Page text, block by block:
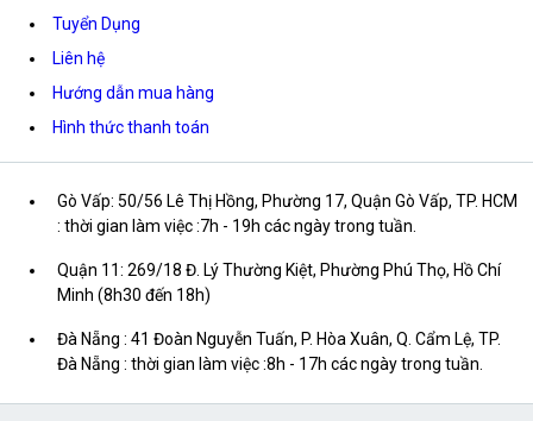
Tuyển Dụng
Liên hệ
Hướng dẫn mua hàng
Hình thức thanh toán
Gò Vấp: 50/56 Lê Thị Hồng, Phường 17, Quận Gò Vấp, TP. HCM
: thời gian làm việc :7h - 19h các ngày trong tuần.
Quận 11: 269/18 Đ. Lý Thường Kiệt, Phường Phú Thọ, Hồ Chí
Minh (8h30 đến 18h)
Đà Nẵng : 41 Đoàn Nguyễn Tuấn, P. Hòa Xuân, Q. Cẩm Lệ, TP.
Đà Nẵng : thời gian làm việc :8h - 17h các ngày trong tuần.